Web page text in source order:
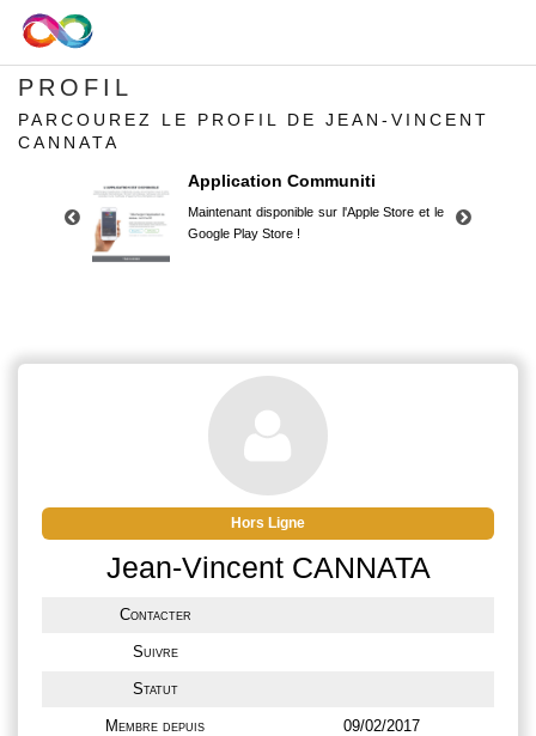
PROFIL
PARCOUREZ LE PROFIL DE JEAN-VINCENT
CANNATA
Application Communiti
Maintenant disponible sur l'Apple Store et le
Google Play Store !
Google Play Store !
Hors Ligne
Jean-Vincent CANNATA
Contacter
Suivre
Statut
Membre depuis 09/02/2017